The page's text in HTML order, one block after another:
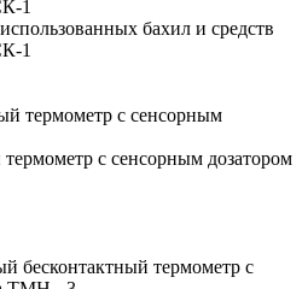
бахил и средств
1
с сенсорным дозатором